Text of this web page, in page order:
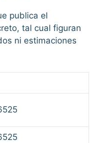
publica el
tal cual figuran
ni estimaciones